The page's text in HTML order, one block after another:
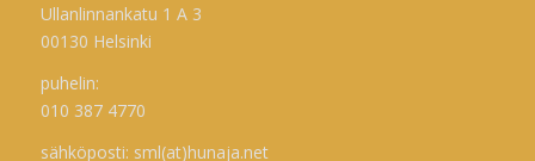
Ullanlinnankatu 1 A 3
00130 Helsinki
puhelin:
010 387 4770
sähköposti: sml(at)hunaja.net